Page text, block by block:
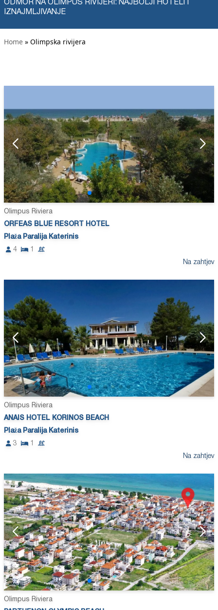
ODMOR NA OLIMPUS RIVIJERI: NAJBOLJI HOTELI I
IZNAJMLJIVANJE
Home » Olimpska rivijera
Olimpus Riviera
ORFEAS BLUE RESORT HOTEL
Plaža Paralija Katerinis
4
1
Na zahtjev
Olimpus Riviera
ANAIS HOTEL KORINOS BEACH
Plaža Paralija Katerinis
3
1
Na zahtjev
Olimpus Riviera